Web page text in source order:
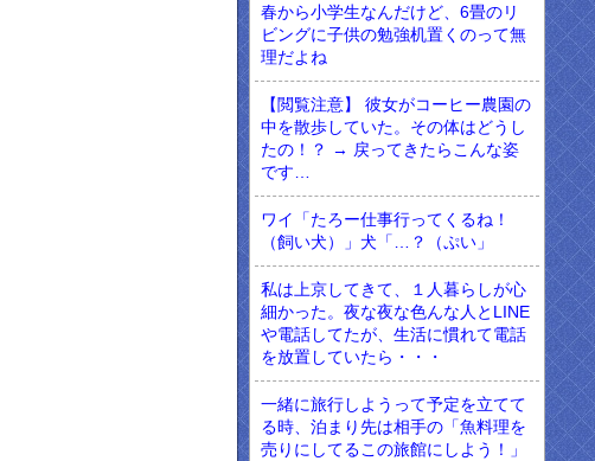
春から小学生なんだけど、6畳のリ
ビングに子供の勉強机置くのって無
理だよね
【閲覧注意】 彼女がコーヒー農園の
中を散歩していた。その体はどうし
たの！？ → 戻ってきたらこんな姿
です…
ワイ「たろー仕事行ってくるね！
（飼い犬）」犬「…？（ぷい」
私は上京してきて、１人暮らしが心
細かった。夜な夜な色んな人とLINE
や電話してたが、生活に慣れて電話
を放置していたら・・・
一緒に旅行しようって予定を立てて
る時、泊まり先は相手の「魚料理を
売りにしてるこの旅館にしよう！」